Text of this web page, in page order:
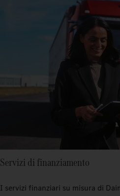
Servizi di finanziamento
I servizi finanziari su misura di